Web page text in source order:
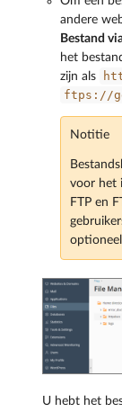
andere
Bestand
het
zijn als
ftps://
Notitie
voor het
FTP en
U hebt het